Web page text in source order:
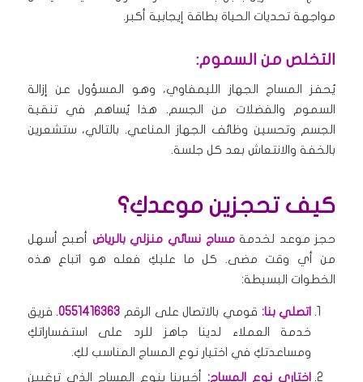
مواجهة تحديات الحياة بطاقة إيجابية أكبر.
التخلص من السموم:
يُحفز المساج الجهاز الليمفاوي، وهو المسؤول عن إزالة
السموم والفضلات من الجسم. هذا يُساهم في تنقية
الجسم وتحسين وظائف الجهاز المناعي. بالتالي، ستشعرين
بالخفة والانتعاش بعد كل جلسة.
كيف تحجزين موعدكِ؟
حجز موعد لخدمةمساج نسائي منزلي بالرياض أصبح أسهل
من أي وقت مضى. كل ما عليكِ فعله هو اتباع هذه
الخطوات البسيطة:
اتصلي بنا: قومي بالاتصال على الرقم 0551416363. فريق
خدمة العملاء لدينا جاهز للرد على استفساراتكِ
ومساعدتكِ في اختيار نوع المساج المناسب لكِ.
اختاري نوع المساج:أخبرينا بنوع المساج الذي ترغبين